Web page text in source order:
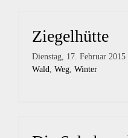
Ziegelhütte
Dienstag, 17. Februar 2015
Wald, Weg, Winter